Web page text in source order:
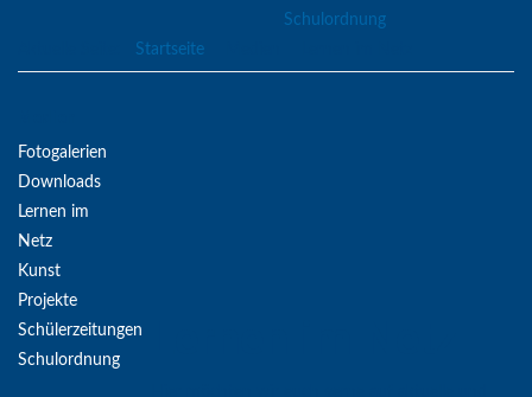
Schulordnung
Startseite
Fotogalerien
Downloads
Lernen im
Netz
Kunst
Projekte
Schülerzeitungen
Schulordnung